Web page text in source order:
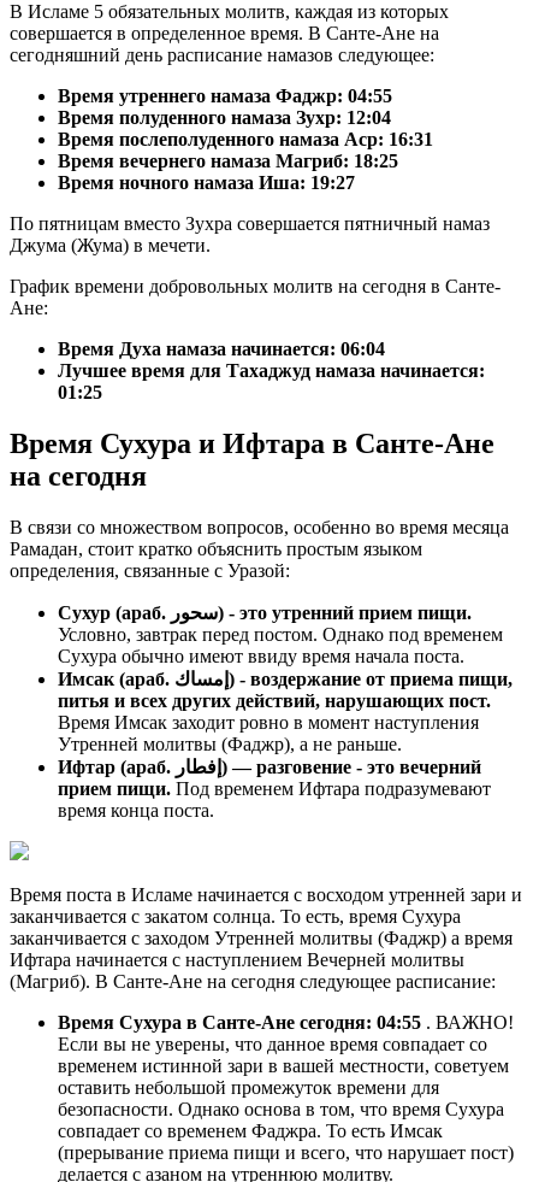
В Исламе 5 обязательных молитв, каждая из которых
совершается в определенное время. В Санте-Ане на
сегодняшний день расписание намазов следующее:
Время утреннего намаза Фаджр: 04:55
Время полуденного намаза Зухр: 12:04
Время послеполуденного намаза Аср: 16:31
Время вечернего намаза Магриб: 18:25
Время ночного намаза Иша: 19:27
По пятницам вместо Зухра совершается пятничный намаз
Джума (Жума) в мечети.
График времени добровольных молитв на сегодня в Санте-
Ане:
Время Духа намаза начинается: 06:04
Лучшее время для Тахаджуд намаза начинается:
01:25
Время Сухура и Ифтара в Санте-Ане
на сегодня
В связи со множеством вопросов, особенно во время месяца
Рамадан, стоит кратко объяснить простым языком
определения, связанные с Уразой:
Сухур (араб. سحور) - это утренний прием пищи.
Условно, завтрак перед постом. Однако под временем
Сухура обычно имеют ввиду время начала поста.
Имсак (араб. إمساك) - воздержание от приема пищи,
питья и всех других действий, нарушающих пост.
Время Имсак заходит ровно в момент наступления
Утренней молитвы (Фаджр), а не раньше.
Ифтар (араб. إفطار) — разговение - это вечерний
прием пищи. Под временем Ифтара подразумевают
время конца поста.
Время поста в Исламе начинается с восходом утренней зари и
заканчивается с закатом солнца. То есть, время Сухура
заканчивается с заходом Утренней молитвы (Фаджр) а время
Ифтара начинается с наступлением Вечерней молитвы
(Магриб). В Санте-Ане на сегодня следующее расписание:
Время Сухура в Санте-Ане сегодня: 04:55 . ВАЖНО!
Если вы не уверены, что данное время совпадает со
временем истинной зари в вашей местности, советуем
оставить небольшой промежуток времени для
безопасности. Однако основа в том, что время Сухура
совпадает со временем Фаджра. То есть Имсак
(прерывание приема пищи и всего, что нарушает пост)
делается с азаном на утреннюю молитву.